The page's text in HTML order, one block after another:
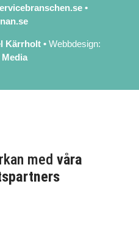
•
Kärrholt • Webbdesign:
Media
medvåra